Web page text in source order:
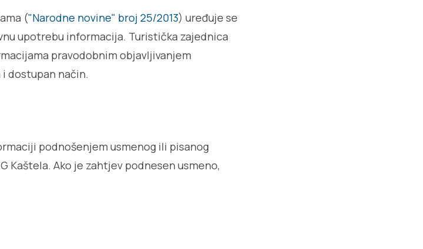
("Narodne novine" broj 25/2013) uređuje se
upotrebu informacija. Turistička zajednica
pravodobnim objavljivanjem
dostupan način.
podnošenjem usmenog ili pisanog
Kaštela. Ako je zahtjev podnesen usmeno,